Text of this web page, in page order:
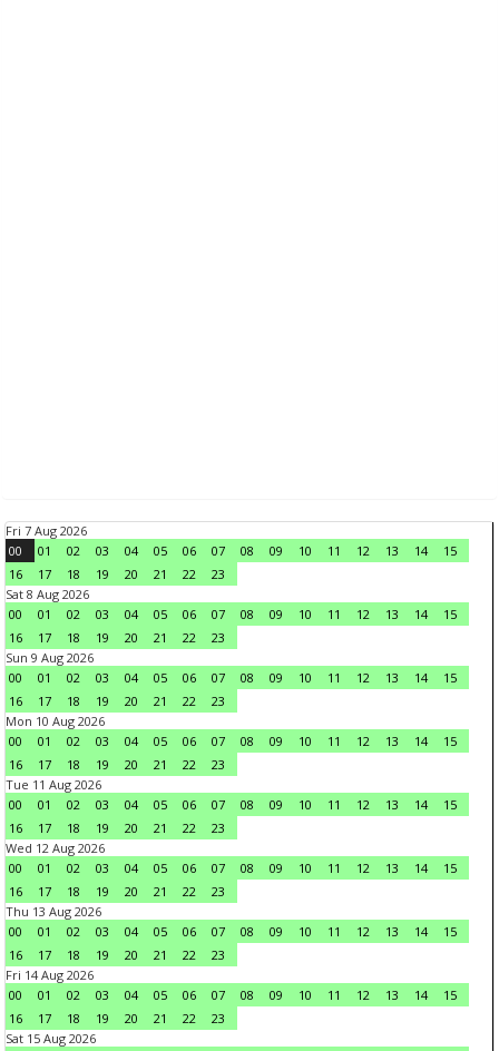
Fri 7 Aug 2026
00
01 02 03 04 05 06 07 08 09 10 11 12 13 14
15
16
17 18 19 20 21 22
23
Sat 8 Aug 2026
00
01 02 03 04 05 06 07 08 09 10 11 12 13 14
15
16
17 18 19 20 21 22
23
Sun 9 Aug 2026
00
01 02 03 04 05 06 07 08 09 10 11 12 13 14
15
16
17 18 19 20 21 22
23
Mon 10 Aug 2026
00
01 02 03 04 05 06 07 08 09 10 11 12 13 14
15
16
17 18 19 20 21 22
23
Tue 11 Aug 2026
00
01 02 03 04 05 06 07 08 09 10 11 12 13 14
15
16
17 18 19 20 21 22
23
Wed 12 Aug 2026
00
01 02 03 04 05 06 07 08 09 10 11 12 13 14
15
16
17 18 19 20 21 22
23
Thu 13 Aug 2026
00
01 02 03 04 05 06 07 08 09 10 11 12 13 14
15
16
17 18 19 20 21 22
23
Fri 14 Aug 2026
00
01 02 03 04 05 06 07 08 09 10 11 12 13 14
15
16
17 18 19 20 21 22
23
Sat 15 Aug 2026